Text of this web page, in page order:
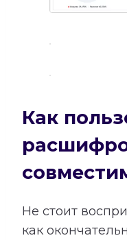
Как
Не стоит
как